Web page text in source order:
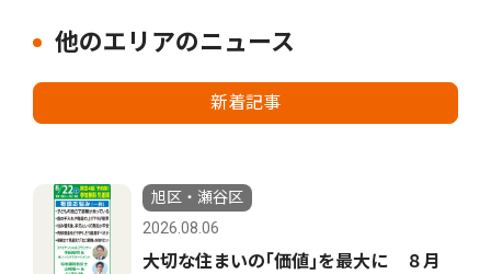
他のエリアのニュース
新着記事
旭区・瀬谷区
2026.08.06
大切な住まいの｢価値｣を最大に ８月